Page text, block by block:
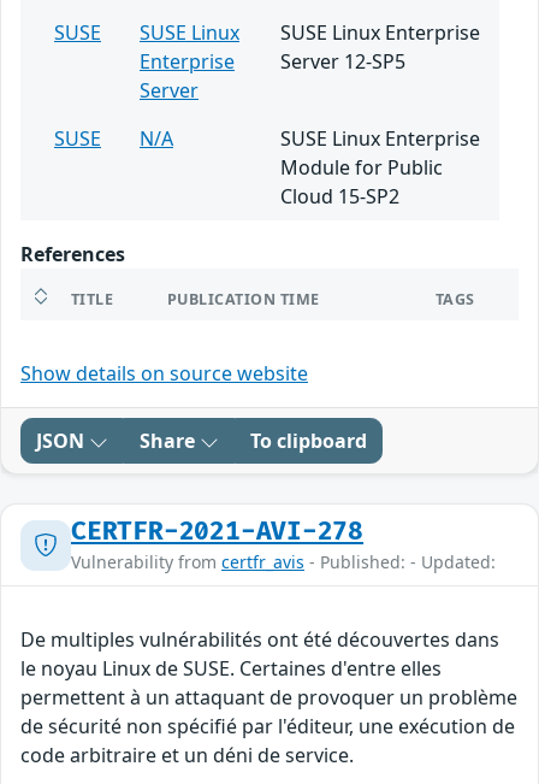
SUSE
SUSE Linux
Enterprise
Server
SUSE Linux Enterprise
Server 12-SP5
SUSE N/A
SUSE Linux Enterprise
Module for Public
Cloud 15-SP2
References
TITLE PUBLICATION TIME TAGS
Show details on source website
JSON Share To clipboard
CERTFR-2021-AVI-278
Vulnerability from certfr_avis - Published: - Updated:
De multiples vulnérabilités ont été découvertes dans
le noyau Linux de SUSE. Certaines d'entre elles
permettent à un attaquant de provoquer un problème
de sécurité non spécifié par l'éditeur, une exécution de
code arbitraire et un déni de service.